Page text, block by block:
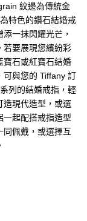
紋邊為傳統金
特色的鑽石結婚戒
一抹閃耀光芒，
若要展現您繽紛彩
寶石或紅寶石結婚
可與您的 Tiffany 訂
列的結婚戒指，輕
造現代造型，或選
一起配搭戒指造型
同佩戴，或選擇互